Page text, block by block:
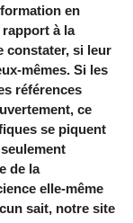
en
à la
constater, si leur
mêmes. Si les
références
ce
se piquent
de la
elle-même
sait, notre site